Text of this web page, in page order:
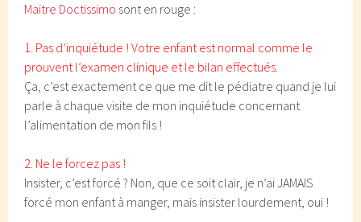
Maitre Doctissimo sont en rouge :
1. Pas d’inquiétude ! Votre enfant est normal comme le
prouvent l’examen clinique et le bilan effectués.
Ça, c’est exactement ce que me dit le pédiatre quand je lui
parle à chaque visite de mon inquiétude concernant
l’alimentation de mon fils !
2. Ne le forcez pas !
Insister, c’est forcé ? Non, que ce soit clair, je n’ai JAMAIS
forcé mon enfant à manger, mais insister lourdement, oui !